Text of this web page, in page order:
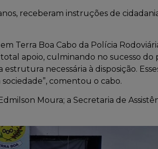
receberam instruções de
Terra Boa Cabo da Polícia
apoio, culminando no sucesso do
necessária à disposição.
comentou o cabo.
Moura; a Secretaria de